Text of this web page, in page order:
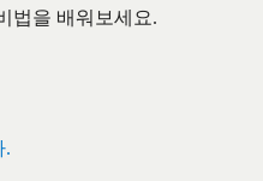
법을 배워보세요.
.